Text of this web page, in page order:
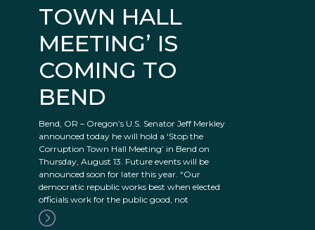
TOWN HALL
MEETING’ IS
COMING TO
BEND
Bend, OR – Oregon’s U.S. Senator Jeff Merkley
announced today he will hold a ‘Stop the
Corruption Town Hall Meeting’ in Bend on
Thursday, August 13. Future events will be
announced soon for later this year. “Our
democratic republic works best when elected
officials work for the public good, not